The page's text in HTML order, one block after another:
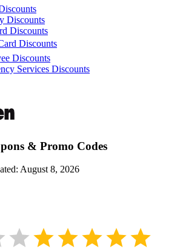
Discounts
Discounts
Discounts
Discounts
Services Discounts
& Promo Codes
August 8, 2026